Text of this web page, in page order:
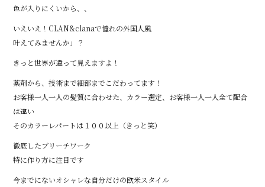
色が入りにくいから、、
いえいえ！CLAN&clanaで憧れの外国人風
叶えてみませんか」？
きっと世界が違って見えますよ！
薬剤から、技術まで細部までこだわってます！
お客様一人一人の髪質に合わせた、カラー選定、お客様一人一人全て配合
は違い
そのカラーレパートは１００以上（きっと笑）
徹底したブリーチワーク
特に作り方に注目です
今までにないオシャレな自分だけの欧米スタイル